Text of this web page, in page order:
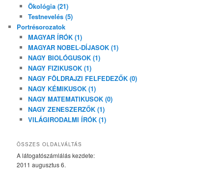
Ökológia (21)
Testnevelés (5)
Portrésorozatok
MAGYAR ÍRÓK (1)
MAGYAR NOBEL-DÍJASOK (1)
NAGY BIOLÓGUSOK (1)
NAGY FIZIKUSOK (1)
NAGY FÖLDRAJZI FELFEDEZŐK (0)
NAGY KÉMIKUSOK (1)
NAGY MATEMATIKUSOK (0)
NAGY ZENESZERZŐK (1)
VILÁGIRODALMI ÍRÓK (1)
ÖSSZES OLDALVÁLTÁS
A látogatószámlálás kezdete:
2011 augusztus 6.